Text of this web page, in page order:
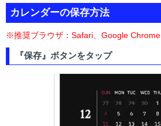
カレンダーの保存方法
※推奨ブラウザ：Safari、Google Chrome
『保存』ボタンをタップ